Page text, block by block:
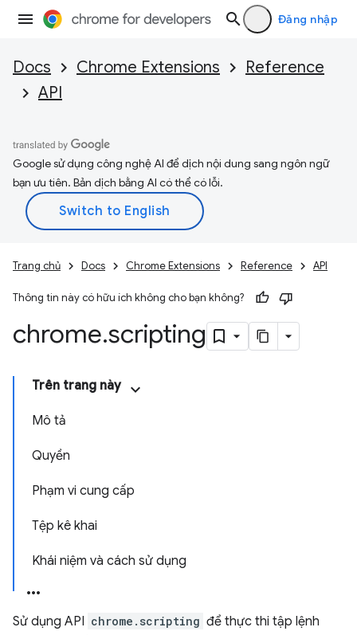
Đăng nhập
Docs Chrome Extensions
Reference
API
Google sử dụng công nghệ AI để dịch nội dung sang ngôn ngữ
bạn ưu tiên. Bản dịch bằng AI có thể có lỗi.
Trang chủ Docs Chrome Extensions Reference API
Thông tin này có hữu ích không cho bạn không?
chrome.scripting
Trên trang này
Mô tả
Quyền
Phạm vi cung cấp
Tệp kê khai
Khái niệm và cách sử dụng
Sử dụng API chrome.scripting để thực thi tập lệnh